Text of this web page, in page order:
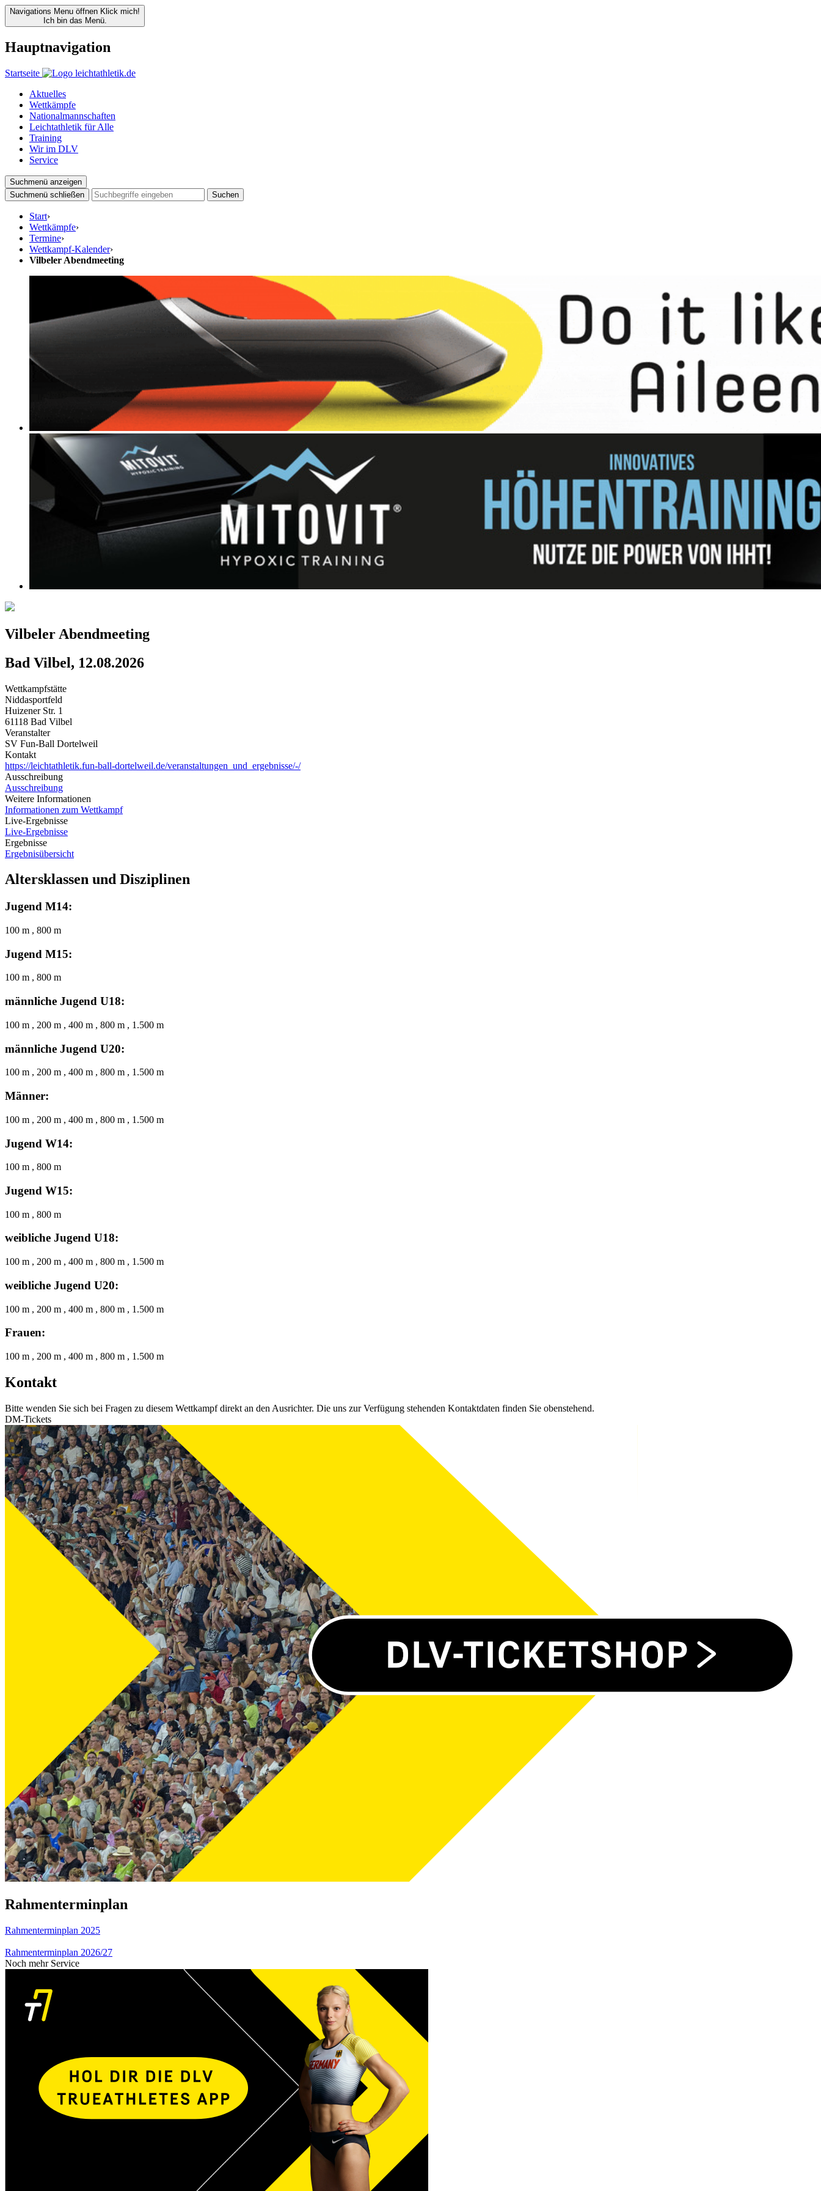
Navigations Menu öffnen Klick mich!
Ich bin das Menü.
Hauptnavigation
Startseite
Aktuelles
Wettkämpfe
Nationalmannschaften
Leichtathletik für Alle
Training
Wir im DLV
Service
Suchmenü anzeigen
Suchmenü schließen
Suchen
Start›
Wettkämpfe›
Termine›
Wettkampf-Kalender›
Vilbeler Abendmeeting
Vilbeler Abendmeeting
Bad Vilbel, 12.08.2026
Wettkampfstätte
Niddasportfeld
Huizener Str. 1
61118 Bad Vilbel
Veranstalter
SV Fun-Ball Dortelweil
Kontakt
https://leichtathletik.fun-ball-dortelweil.de/veranstaltungen_und_ergebnisse/-/
Ausschreibung
Ausschreibung
Weitere Informationen
Informationen zum Wettkampf
Live-Ergebnisse
Live-Ergebnisse
Ergebnisse
Ergebnisübersicht
Altersklassen und Disziplinen
Jugend M14:
100 m , 800 m
Jugend M15:
100 m , 800 m
männliche Jugend U18:
100 m , 200 m , 400 m , 800 m , 1.500 m
männliche Jugend U20:
100 m , 200 m , 400 m , 800 m , 1.500 m
Männer:
100 m , 200 m , 400 m , 800 m , 1.500 m
Jugend W14:
100 m , 800 m
Jugend W15:
100 m , 800 m
weibliche Jugend U18:
100 m , 200 m , 400 m , 800 m , 1.500 m
weibliche Jugend U20:
100 m , 200 m , 400 m , 800 m , 1.500 m
Frauen:
100 m , 200 m , 400 m , 800 m , 1.500 m
Kontakt
Bitte wenden Sie sich bei Fragen zu diesem Wettkampf direkt an den Ausrichter. Die uns zur Verfügung stehenden Kontaktdaten finden Sie obenstehend.
DM-Tickets
Rahmenterminplan
Rahmenterminplan 2025
Rahmenterminplan 2026/27
Noch mehr Service